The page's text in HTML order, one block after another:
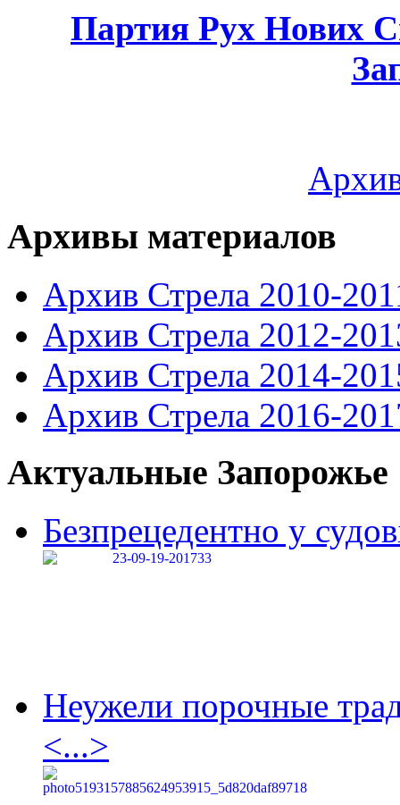
Партия Рух Нових
Архивы материалов
Архив Стрела 2010-
Архив Стрела 2012-
Архив Стрела 2014-
Архив Стрела 2016-
Актуальные Запорожье
Безпрецедентно у
Неужели порочные
<...>